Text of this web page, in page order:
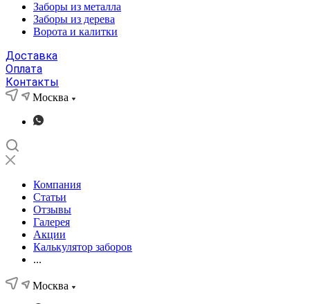
Заборы из металла
Заборы из дерева
Ворота и калитки
Доставка
Оплата
Контакты
Москва
Компания
Статьи
Отзывы
Галерея
Акции
Калькулятор заборов
...
Москва